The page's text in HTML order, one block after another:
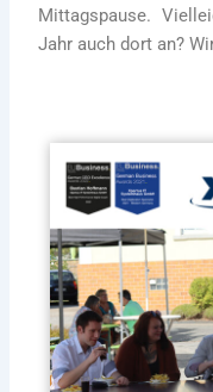
Mittagspause.
Jahr auch dort an?